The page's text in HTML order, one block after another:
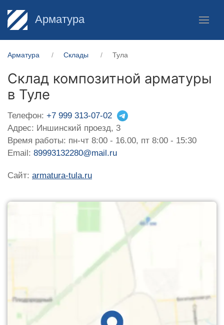
Арматура
Арматура Склады Тула
Склад композитной арматуры
в Туле
Телефон: +7 999 313-07-02
Адрес: Иншинский проезд, 3
Время работы: пн-чт 8:00 - 16.00, пт 8:00 - 15:30
Email: 89993132280@mail.ru
Сайт: armatura-tula.ru